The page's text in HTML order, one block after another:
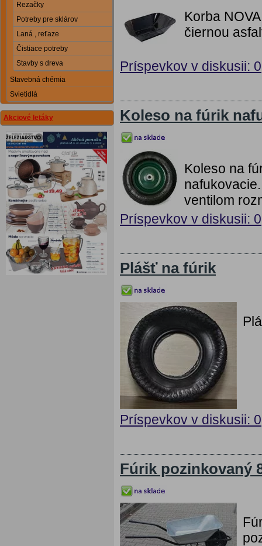
Rezačky
Potreby pre sklárov
Laná , reťaze
Čistiace potreby
Stavby s dreva
Stavebná chémia
Svietidlá
Akciové letáky
Korba
čiernou
Príspevkov v diskusii: 0
Koleso na fúrik
Koleso na
ventilom
Príspevkov v diskusii: 0
Plášť na fúrik
Príspevkov v diskusii: 0
Fúrik pozinkovaný